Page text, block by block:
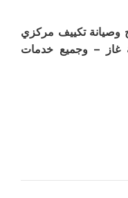
تكييف مركزي
غاز – وجميع خدمات